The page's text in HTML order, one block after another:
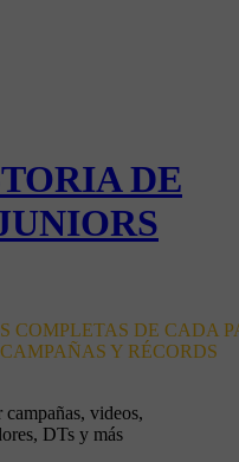
DE
COMPLETAS DE CADA
Y RÉCORDS
videos,
DTs y más